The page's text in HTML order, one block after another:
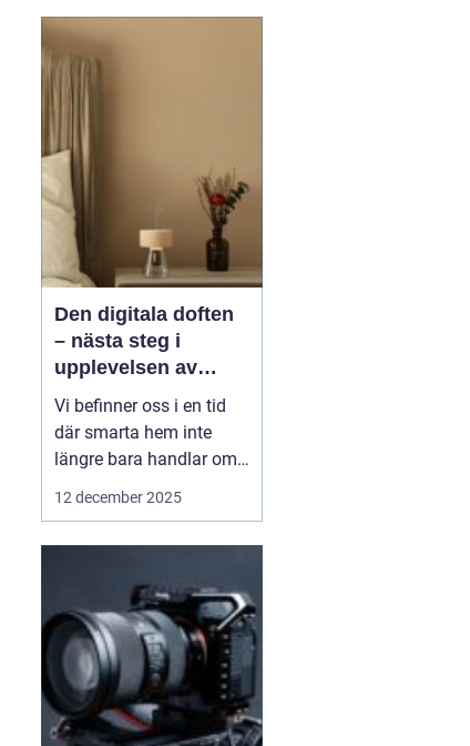
släktkalas,
skolavslutningar och
resor som ingen längre
kan se, eftersom
videobandspelaren
försvann för länge
sedan. Att föra över
filmer från
13 mars 2026
Den digitala doften
– nästa steg i
upplevelsen av
smarta hem
Vi befinner oss i en tid
där smarta hem inte
längre bara handlar om
ljus, värme eller
sätt. Föreställ dig ett
hem som...
12 december 2025